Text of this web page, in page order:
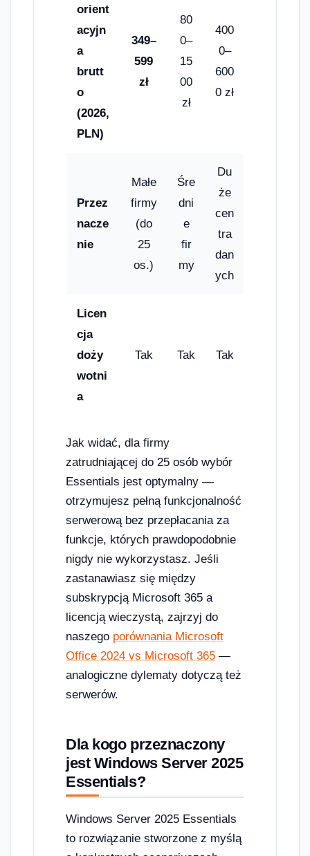
orient
acyjn
a
brutt
o
(2026,
PLN)
349–
599
zł
80
0–
15
00
zł
400
0–
600
0 zł
Przez
nacze
nie
Małe
firmy
(do
25
os.)
Śre
dni
e
fir
my
Du
że
cen
tra
dan
ych
Licen
cja
doży
wotni
a
Tak Tak Tak
Jak widać, dla firmy
zatrudniającej do 25 osób wybór
Essentials jest optymalny —
otrzymujesz pełną funkcjonalność
serwerową bez przepłacania za
funkcje, których prawdopodobnie
nigdy nie wykorzystasz. Jeśli
zastanawiasz się między
subskrypcją Microsoft 365 a
licencją wieczystą, zajrzyj do
naszego porównania Microsoft
Office 2024 vs Microsoft 365 —
analogiczne dylematy dotyczą też
serwerów.
Dla kogo przeznaczony
jest Windows Server 2025
Essentials?
Windows Server 2025 Essentials
to rozwiązanie stworzone z myślą